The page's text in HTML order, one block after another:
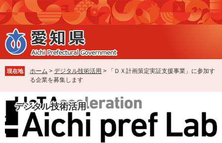
ペ
ー
ジ
の
先
で
す
メ
ニ
ュ
ー
を
ば
し
へ
現在地 ホーム > デジタル技術活用 >
「ＤＸ計画策定実証支援事業」に参加す
る企業を募集します
デジタル技術活用